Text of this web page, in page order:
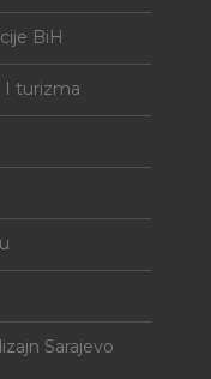
BiH
I turizma
Sarajevo